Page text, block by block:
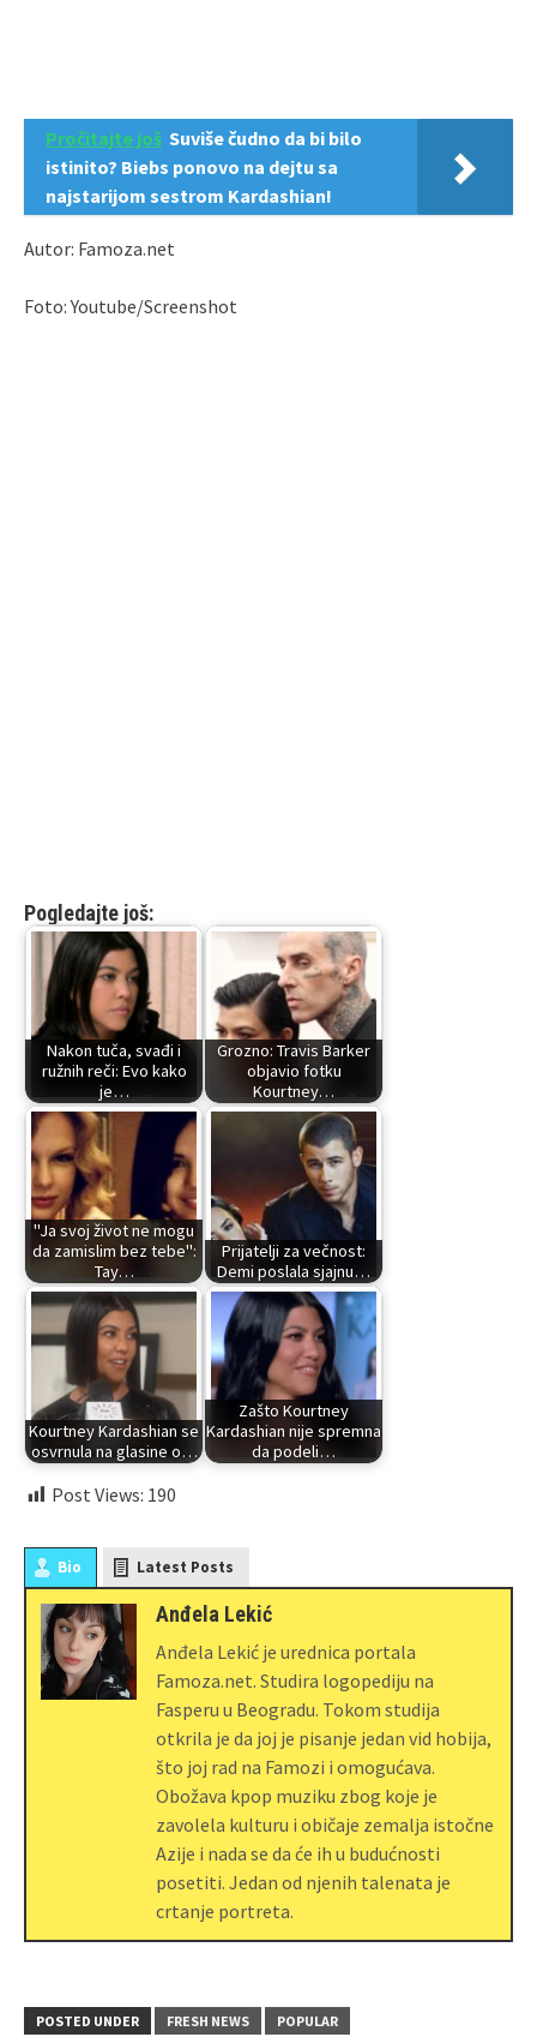
Pročitajte još Suviše čudno da bi bilo
istinito? Biebs ponovo na dejtu sa
najstarijom sestrom Kardashian!
Autor: Famoza.net
Foto: Youtube/Screenshot
Pogledajte još:
Nakon tuča, svađi i
ružnih reči: Evo kako
je…
Grozno: Travis Barker
objavio fotku
Kourtney…
"Ja svoj život ne mogu
da zamislim bez tebe":
Tay…
Prijatelji za večnost:
Demi poslala sjajnu…
Kourtney Kardashian se
osvrnula na glasine o…
Zašto Kourtney
Kardashian nije spremna
da podeli…
Post Views: 190
Bio Latest Posts
Anđela Lekić
Anđela Lekić je urednica portala
Famoza.net. Studira logopediju na
Fasperu u Beogradu. Tokom studija
otkrila je da joj je pisanje jedan vid hobija,
što joj rad na Famozi i omogućava.
Obožava kpop muziku zbog koje je
zavolela kulturu i običaje zemalja istočne
Azije i nada se da će ih u budućnosti
posetiti. Jedan od njenih talenata je
crtanje portreta.
POSTED UNDER FRESH NEWS POPULAR